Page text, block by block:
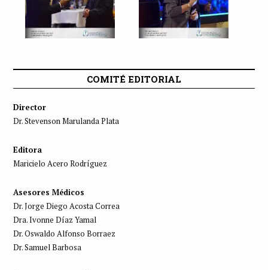
COMITÉ EDITORIAL
Director
Dr. Stevenson Marulanda Plata
Editora
Maricielo Acero Rodríguez
Asesores Médicos
Dr. Jorge Diego Acosta Correa
Dra. Ivonne Díaz Yamal
Dr. Oswaldo Alfonso Borraez
Dr. Samuel Barbosa